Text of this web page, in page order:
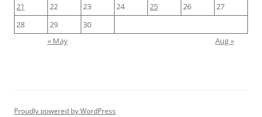
21
22 23 24 25 26
27
28
29
30
« May
Aug »
Proudly powered by WordPress